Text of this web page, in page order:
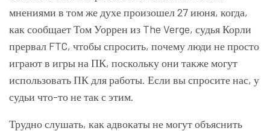
мнениями в том же духе произошел 27 июня, когда,
как сообщает Том Уоррен из The Verge, судья Корли
прервал FTC, чтобы спросить, почему люди не просто
играют в игры на ПК, поскольку они также могут
использовать ПК для работы. Если вы спросите нас, у
судьи что-то не так с этим.
Трудно слушать, как адвокаты не могут объяснить